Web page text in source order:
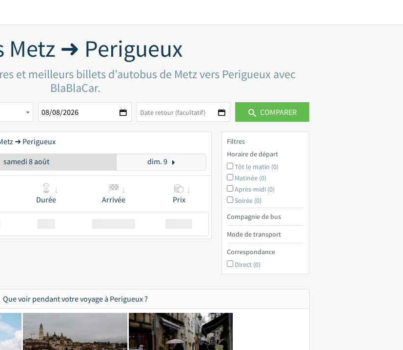
Metz ➜ Perigueux
et meilleurs billets d’autobus de Metz vers Perigueux avec
BlaBlaCar.
COMPARER
➜ Perigueux
samedi 8 août dim. 9
Durée Arrivée Prix
Filtres
Horaire de départ
Tôt le matin (0)
Matinée (0)
Après-midi (0)
Soirée (0)
Compagnie de bus
Mode de transport
Correspondance
Direct (0)
Que voir pendant votre voyage à Perigueux ?